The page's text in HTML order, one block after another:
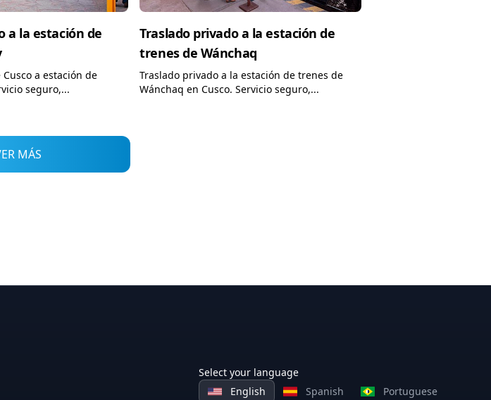
a la estación de
a estación de
seguro,...
Traslado privado a la estación de
trenes de Wánchaq
Traslado privado a la estación de trenes de
Wánchaq en Cusco. Servicio seguro,...
MÁS
Select your language
English
Spanish Portuguese